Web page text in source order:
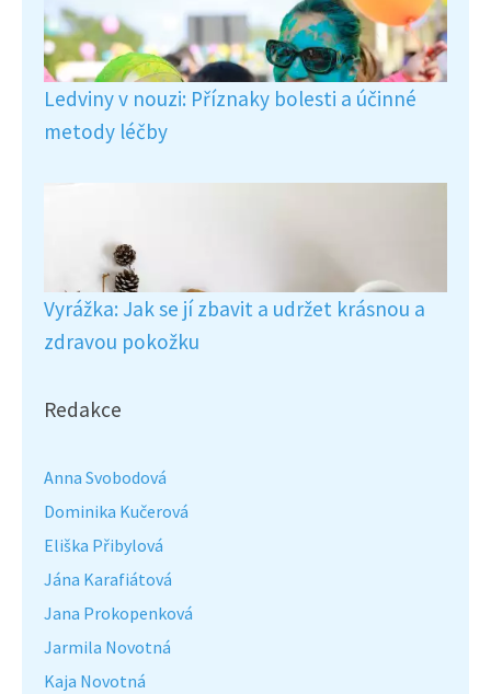
Ledviny v nouzi: Příznaky bolesti a účinné
metody léčby
Vyrážka: Jak se jí zbavit a udržet krásnou a
zdravou pokožku
Redakce
Anna Svobodová
Dominika Kučerová
Eliška Přibylová
Jána Karafiátová
Jana Prokopenková
Jarmila Novotná
Kaja Novotná